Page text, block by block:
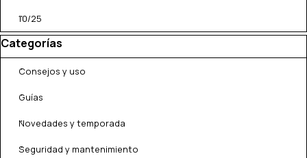
10/25
Saltar el bloque Categorías
Categorías
Consejos y uso
Guías
Novedades y temporada
Seguridad y mantenimiento